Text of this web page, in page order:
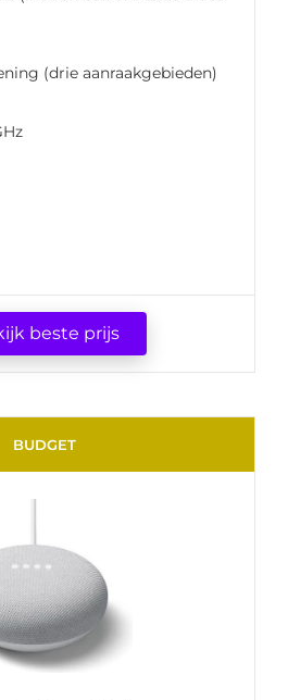
(drie aanraakgebieden)
beste prijs
BUDGET